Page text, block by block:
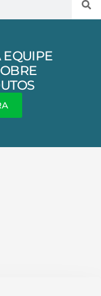
EQUIPE